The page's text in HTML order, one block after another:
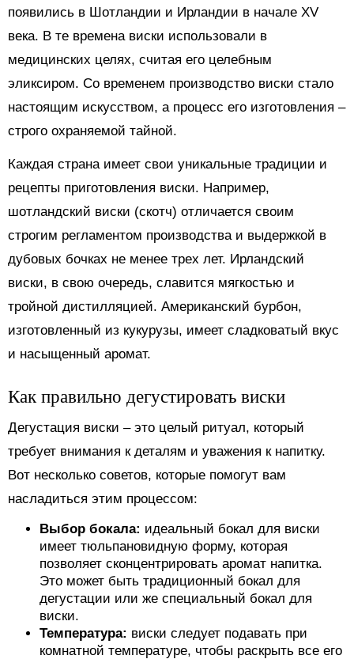
появились в Шотландии и Ирландии в начале XV
века. В те времена виски использовали в
медицинских целях, считая его целебным
эликсиром. Со временем производство виски стало
настоящим искусством, а процесс его изготовления –
строго охраняемой тайной.
Каждая страна имеет свои уникальные традиции и
рецепты приготовления виски. Например,
шотландский виски (скотч) отличается своим
строгим регламентом производства и выдержкой в
дубовых бочках не менее трех лет. Ирландский
виски, в свою очередь, славится мягкостью и
тройной дистилляцией. Американский бурбон,
изготовленный из кукурузы, имеет сладковатый вкус
и насыщенный аромат.
Как правильно дегустировать виски
Дегустация виски – это целый ритуал, который
требует внимания к деталям и уважения к напитку.
Вот несколько советов, которые помогут вам
насладиться этим процессом:
Выбор бокала: идеальный бокал для виски
имеет тюльпановидную форму, которая
позволяет сконцентрировать аромат напитка.
Это может быть традиционный бокал для
дегустации или же специальный бокал для
виски.
Температура: виски следует подавать при
комнатной температуре, чтобы раскрыть все его